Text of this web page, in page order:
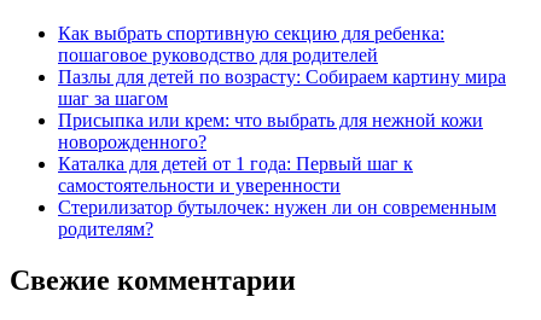
Как выбрать спортивную секцию для ребенка:
пошаговое руководство для родителей
Пазлы для детей по возрасту: Собираем картину мира
шаг за шагом
Присыпка или крем: что выбрать для нежной кожи
новорожденного?
Каталка для детей от 1 года: Первый шаг к
самостоятельности и уверенности
Стерилизатор бутылочек: нужен ли он современным
родителям?
Свежие комментарии